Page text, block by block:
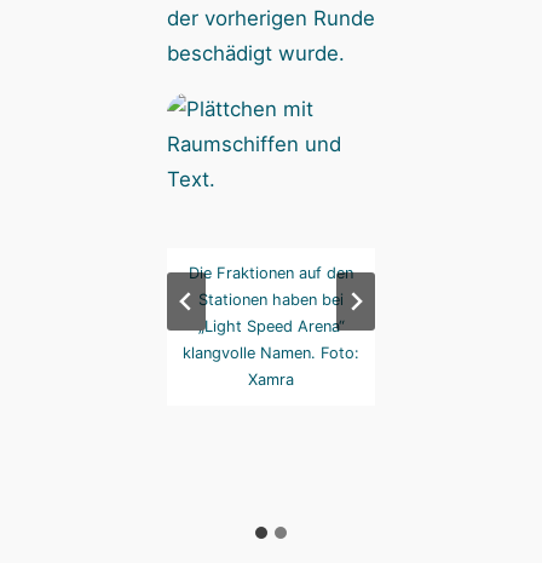
der vorherigen Runde
beschädigt wurde.
Die Fraktionen auf den
Stationen haben bei
„Light Speed Arena“
klangvolle Namen. Foto:
Xamra